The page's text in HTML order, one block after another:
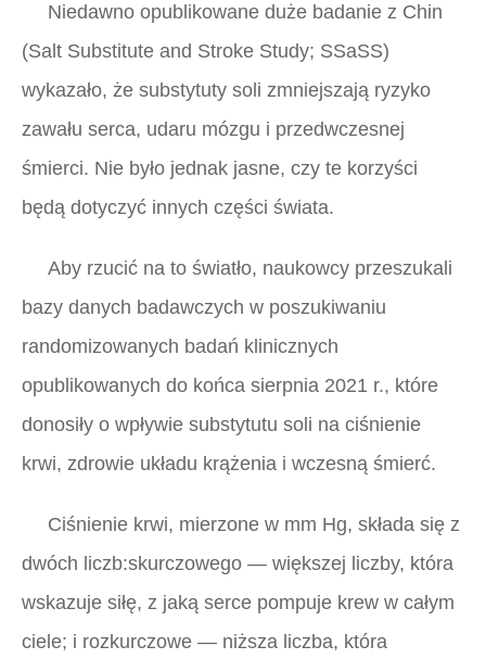
Niedawno opublikowane duże badanie z Chin
(Salt Substitute and Stroke Study; SSaSS)
wykazało, że substytuty soli zmniejszają ryzyko
zawału serca, udaru mózgu i przedwczesnej
śmierci. Nie było jednak jasne, czy te korzyści
będą dotyczyć innych części świata.
Aby rzucić na to światło, naukowcy przeszukali
bazy danych badawczych w poszukiwaniu
randomizowanych badań klinicznych
opublikowanych do końca sierpnia 2021 r., które
donosiły o wpływie substytutu soli na ciśnienie
krwi, zdrowie układu krążenia i wczesną śmierć.
Ciśnienie krwi, mierzone w mm Hg, składa się z
dwóch liczb:skurczowego — większej liczby, która
wskazuje siłę, z jaką serce pompuje krew w całym
ciele; i rozkurczowe — niższa liczba, która